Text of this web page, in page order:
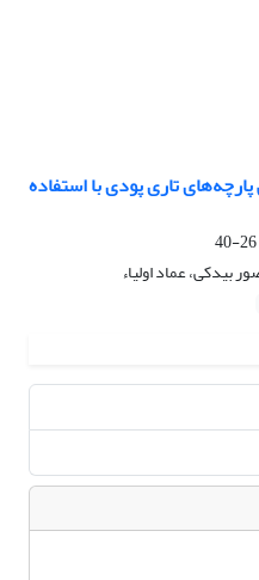
تاری پودی با استفاده
26-40
بیدکی، عماد اولیاء